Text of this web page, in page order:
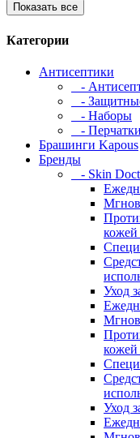
Показать все
Категории
Антисептики
-
-
- Наборы
- Перчатки
Брашинги Kapous
Бренды
- Skin
кожей
Уход
кожей
Уход